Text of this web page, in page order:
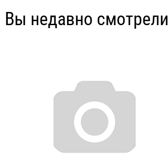
Вы недавно смотрели